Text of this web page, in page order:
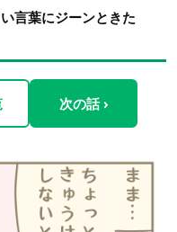
言葉にジーンときた
次の話 ›